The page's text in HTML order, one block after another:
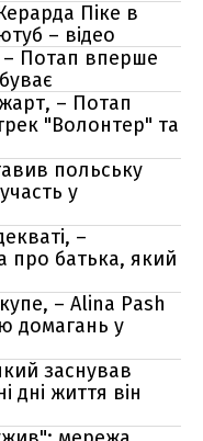
Піке в
– відео
– Потап вперше
– Потап
"Волонтер" та
польську
у
–
про батька, який
– Alina Pash
домагань у
заснував
дні життя він